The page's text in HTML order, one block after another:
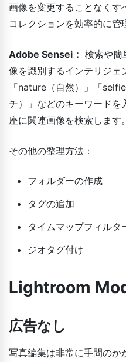
画像を変更することなくす
コレクションを効率的に管
Adobe Sensei： 検索や簡
像を識別するインテリジェ
「nature（自然）」「
チ）」などのキーワード
座に関連画像を検索します。
その他の整理方法：
フォルダーの作成
タグの追加
タイムマップフィルタ
ジオタグ付け
Lightroom
広告なし
写真編集は非常に手間のか